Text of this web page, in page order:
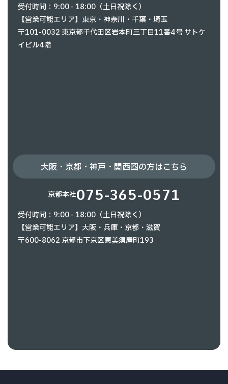
受付時間：9:00 - 18:00（土日祝除く）
【営業可能エリア】東京・神奈川・千葉・埼玉
〒101-0032 東京都千代田区岩本町三丁目11番4号 サトケ
イビル4階
大阪・京都・神戸・関西圏の方はこちら
京都本社075-365-0571
受付時間：9:00 - 18:00（土日祝除く）
【営業可能エリア】大阪・兵庫・京都・滋賀
〒600-8062 京都市下京区恵美須屋町193